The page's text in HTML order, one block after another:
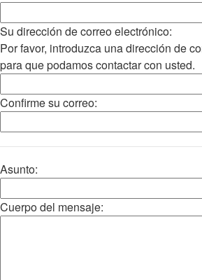
Su dirección de correo electrónico:
Por favor, introduzca una dirección de
para que podamos contactar con usted.
Confirme su correo:
Asunto:
Cuerpo del mensaje: